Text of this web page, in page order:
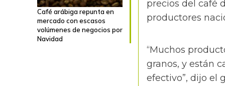
Café arábiga repunta en
mercado con escasos
volúmenes de negocios por
Navidad
precios del café
productores
“Muchos
granos, y están
efectivo”, dijo el